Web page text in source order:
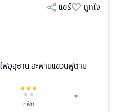
แชร์
ถูกใจ
ฟอุสุซาน สะพานแขวนฟูตามิ
ที่พัก